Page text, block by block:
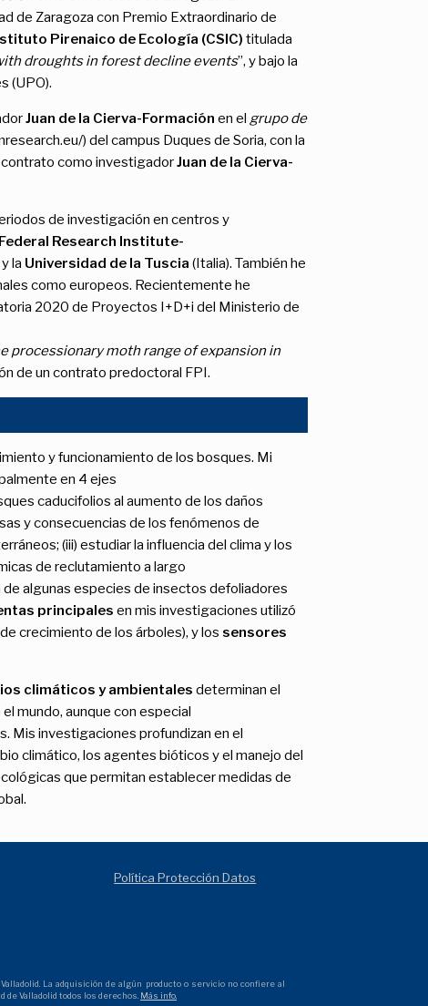
de Zaragoza con Premio Extraordinario de
Pirenaico de Ecología (CSIC) titulada
droughts in forest decline events”, y bajo la
(UPO).
Juan de la Cierva-Formación en el grupo de
) del campus Duques de Soria, con la
contrato como investigadorJuan de la Cierva-
de investigación en centros y
Research Institute-
la Universidad de la Tuscia (Italia). También he
como europeos. Recientemente he
2020 de Proyectos I+D+i del Ministerio de
processionary moth range of expansion in
de un contrato predoctoral FPI.
y funcionamiento de los bosques. Mi
en 4 ejes
caducifolios al aumento de los daños
y consecuencias de los fenómenos de
(iii) estudiar la influencia del clima y los
de reclutamiento a largo
de algunas especies de insectos defoliadores
principales en mis investigaciones utilizó
crecimiento de los árboles), y los sensores
climáticos y ambientales determinan el
mundo, aunque con especial
Mis investigaciones profundizan en el
climático, los agentes bióticos y el manejo del
que permitan establecer medidas de
Política Protección Datos
La adquisición de algún producto o servicio no confiere al
Valladolid todos los derechos. Más info.